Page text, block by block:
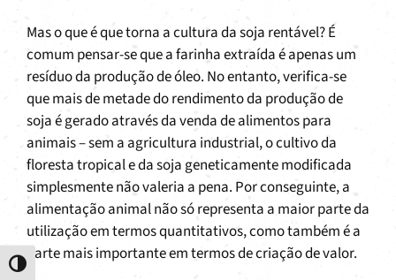
Toggle High Contrast
Mas o que é que torna a cultura da soja rentável? É
comum pensar-se que a farinha extraída é apenas um
resíduo da produção de óleo. No entanto, verifica-se
que mais de metade do rendimento da produção de
soja é gerado através da venda de alimentos para
animais – sem a agricultura industrial, o cultivo da
floresta tropical e da soja geneticamente modificada
simplesmente não valeria a pena. Por conseguinte, a
alimentação animal não só representa a maior parte da
utilização em termos quantitativos, como também é a
parte mais importante em termos de criação de valor.